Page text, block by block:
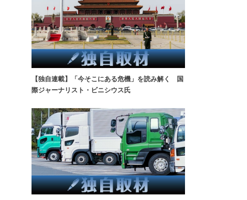
【独自連載】「今そこにある危機」を読み解く 国
際ジャーナリスト・ビニシウス氏